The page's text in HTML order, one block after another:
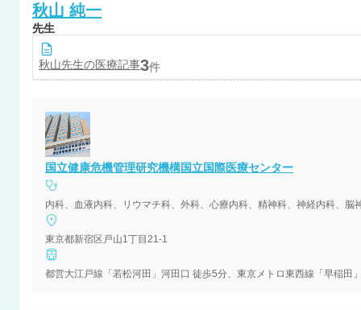
秋山 純一
先生
秋山先生の医療記事3件
国立健康危機管理研究機構国立国際医療センター
東京都新宿区戸山1丁目21-1
都営大江戸線「若松河田」河田口 徒歩5分、東京メトロ東西線「早稲田